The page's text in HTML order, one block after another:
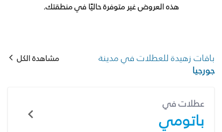
هذه العروض غير متوفرة حاليًا في منطقتك.
باقات زهيدة للعطلات في مدينة
جورجيا
مشاهدة الكل
عطلات في
باتومي